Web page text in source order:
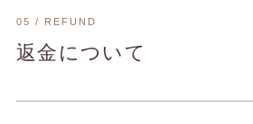
05 / REFUND
返金について